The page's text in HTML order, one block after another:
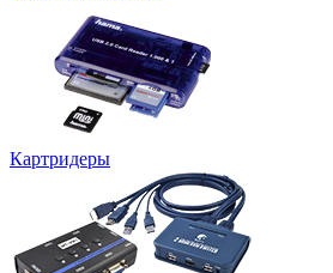
Картридеры